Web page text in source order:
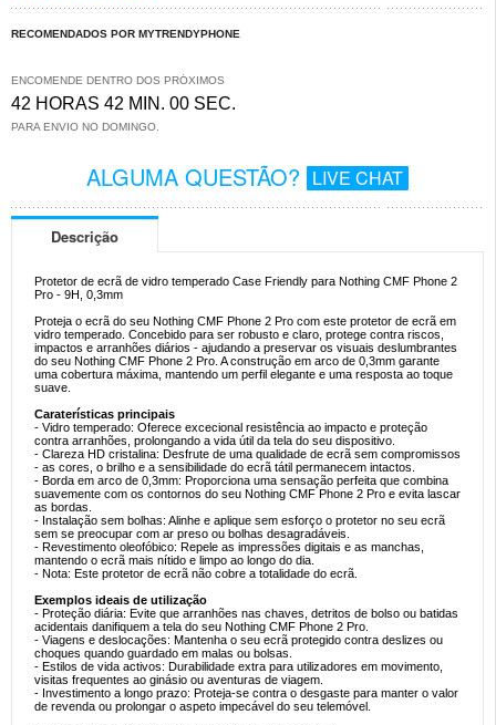
RECOMENDADOS POR MYTRENDYPHONE
ENCOMENDE DENTRO DOS PRÓXIMOS
42 HORAS 42 MIN. 00 SEC.
PARA ENVIO NO DOMINGO.
ALGUMA QUESTÃO? LIVE CHAT
Descrição
Protetor de ecrã de vidro temperado Case Friendly para Nothing CMF Phone 2
Pro - 9H, 0,3mm
Proteja o ecrã do seu Nothing CMF Phone 2 Pro com este protetor de ecrã em
vidro temperado. Concebido para ser robusto e claro, protege contra riscos,
impactos e arranhões diários - ajudando a preservar os visuais deslumbrantes
do seu Nothing CMF Phone 2 Pro. A construção em arco de 0,3mm garante
uma cobertura máxima, mantendo um perfil elegante e uma resposta ao toque
suave.
Caraterísticas principais
- Vidro temperado: Oferece excecional resistência ao impacto e proteção
contra arranhões, prolongando a vida útil da tela do seu dispositivo.
- Clareza HD cristalina: Desfrute de uma qualidade de ecrã sem compromissos
- as cores, o brilho e a sensibilidade do ecrã tátil permanecem intactos.
- Borda em arco de 0,3mm: Proporciona uma sensação perfeita que combina
suavemente com os contornos do seu Nothing CMF Phone 2 Pro e evita lascar
as bordas.
- Instalação sem bolhas: Alinhe e aplique sem esforço o protetor no seu ecrã
sem se preocupar com ar preso ou bolhas desagradáveis.
- Revestimento oleofóbico: Repele as impressões digitais e as manchas,
mantendo o ecrã mais nítido e limpo ao longo do dia.
- Nota: Este protetor de ecrã não cobre a totalidade do ecrã.
Exemplos ideais de utilização
- Proteção diária: Evite que arranhões nas chaves, detritos de bolso ou batidas
acidentais danifiquem a tela do seu Nothing CMF Phone 2 Pro.
- Viagens e deslocações: Mantenha o seu ecrã protegido contra deslizes ou
choques quando guardado em malas ou bolsas.
- Estilos de vida activos: Durabilidade extra para utilizadores em movimento,
visitas frequentes ao ginásio ou aventuras de viagem.
- Investimento a longo prazo: Proteja-se contra o desgaste para manter o valor
de revenda ou prolongar o aspeto impecável do seu telemóvel.